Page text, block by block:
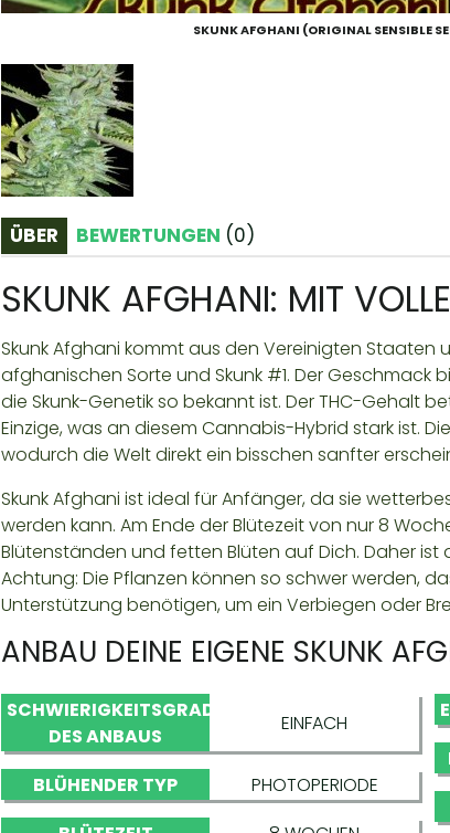
SKUNK AFGHANI (ORIGINAL SENSIBLE
ÜBER BEWERTUNGEN (0)
SKUNK AFGHANI: MIT
Skunk Afghani kommt aus den Vereinigten Staaten
afghanischen Sorte und Skunk #1. Der Geschmack
die Skunk-Genetik so bekannt ist. Der THC-Gehalt
Einzige, was an diesem Cannabis-Hybrid stark ist.
wodurch die Welt direkt ein bisschen sanfter
Skunk Afghani ist ideal für Anfänger, da sie
werden kann. Am Ende der Blütezeit von nur 8
Blütenständen und fetten Blüten auf Dich. Daher
Achtung: Die Pflanzen können so schwer werden,
Unterstützung benötigen, um ein Verbiegen oder
ANBAU DEINE EIGENE SKUNK
SCHWIERIGKEITSGRAD
DES ANBAUS
EINFACH
BLÜHENDER TYP
PHOTOPERIODE